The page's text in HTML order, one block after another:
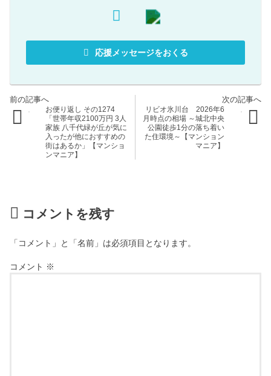
応援メッセージをおくる
お便り返し その1274
「世帯年収2100万円 3人
家族 八千代緑が丘が気に
入ったが他におすすめの
街はあるか」【マンショ
ンマニア】
リビオ氷川台 2026年6
月時点の相場 ～城北中央
公園徒歩1分の落ち着い
た住環境～【マンション
マニア】
コメントを残す
「コメント」と「名前」は必須項目となります。
コメント ※